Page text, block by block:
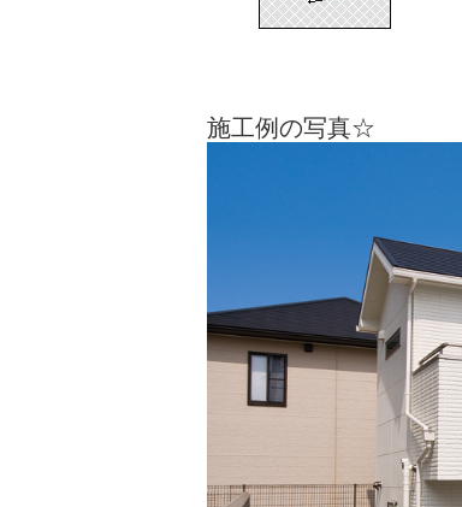
施工例の写真☆